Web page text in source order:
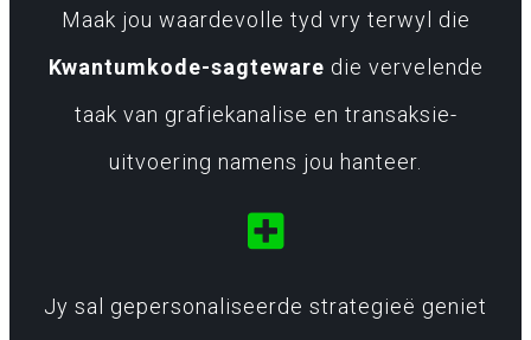
Maak jou waardevolle tyd vry terwyl die
Kwantumkode-sagteware die vervelende
taak van grafiekanalise en transaksie-
uitvoering namens jou hanteer.
Jy sal gepersonaliseerde strategieë geniet